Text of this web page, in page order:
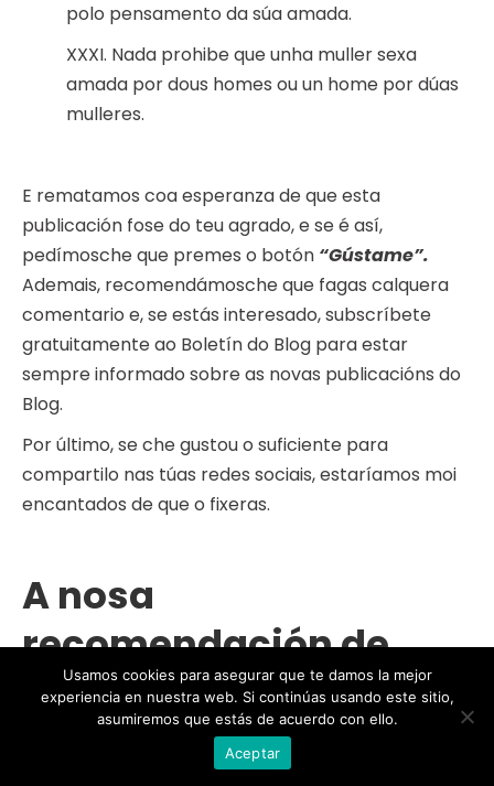
polo pensamento da súa amada.
XXXI. Nada prohibe que unha muller sexa
amada por dous homes ou un home por dúas
mulleres.
E rematamos coa esperanza de que esta
publicación fose do teu agrado, e se é así,
pedímosche que premes o botón “Gústame”.
Ademais, recomendámosche que fagas calquera
comentario e, se estás interesado, subscríbete
gratuitamente ao Boletín do Blog para estar
sempre informado sobre as novas publicacións do
Blog.
Por último, se che gustou o suficiente para
compartilo nas túas redes sociais, estaríamos moi
encantados de que o fixeras.
A nosa
recomendación de
hoxe
Usamos cookies para asegurar que te damos la mejor
experiencia en nuestra web. Si continúas usando este sitio,
asumiremos que estás de acuerdo con ello.
Aceptar